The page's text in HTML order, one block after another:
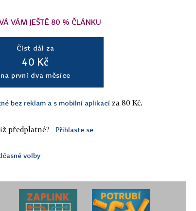
VÁM JEŠTĚ 80 % ČLÁNKU
Číst dál za
40 Kč
na první dva měsíce
bez reklam a s mobilní aplikací za 80 Kč.
předplatné? Přihlaste se
volby